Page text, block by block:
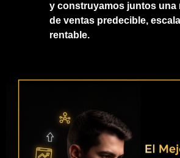
y construyamos juntos una
de ventas predecible,
rentable.